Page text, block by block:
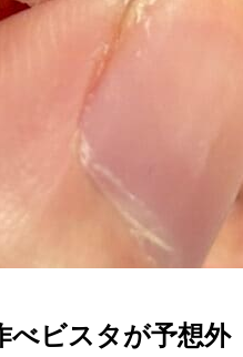
べビスタが予想外